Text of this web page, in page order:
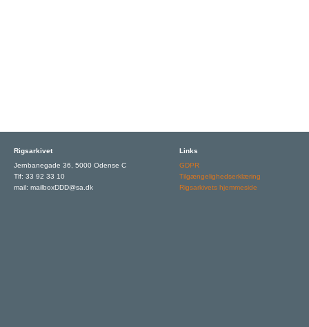
Rigsarkivet
Jernbanegade 36, 5000 Odense C
Tlf: 33 92 33 10
mail: mailboxDDD@sa.dk
Links
GDPR
Tilgængelighedserklæring
Rigsarkivets hjemmeside